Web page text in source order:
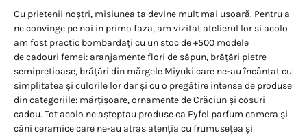
Cu prietenii noștri, misiunea ta devine mult mai ușoară. Pentru a
ne convinge pe noi in prima faza, am vizitat atelierul lor si acolo
am fost practic bombardați cu un stoc de +500 modele
de cadouri femei: aranjamente flori de săpun, brățări pietre
semipretioase, brățări din mărgele Miyuki care ne-au încântat cu
simplitatea și culorile lor dar și cu o pregătire intensa de produse
din categoriile: mărțișoare, ornamente de Crăciun și cosuri
cadou. Tot acolo ne așteptau produse ca Eyfel parfum camera și
căni ceramice care ne-au atras atenția cu frumusețea și